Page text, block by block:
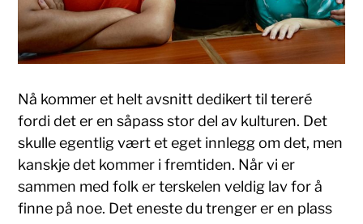
Nå kommer et helt avsnitt dedikert til tereré
fordi det er en såpass stor del av kulturen. Det
skulle egentlig vært et eget innlegg om det, men
kanskje det kommer i fremtiden. Når vi er
sammen med folk er terskelen veldig lav for å
finne på noe. Det eneste du trenger er en plass